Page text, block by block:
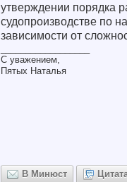
утверждении порядка
судопроизводстве по
зависимости от
С уважением,
Пятых Наталья
В Минюст